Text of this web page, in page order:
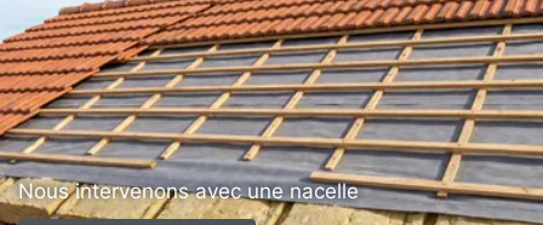
Nous intervenons avec une nacelle